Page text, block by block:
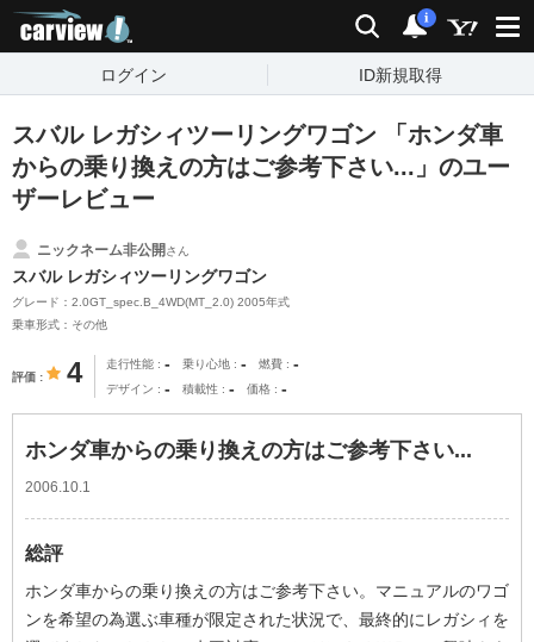
検索 通知
i
ログイン ID新規取得
スバル レガシィツーリングワゴン 「ホンダ車
からの乗り換えの方はご参考下さい...」のユー
ザーレビュー
ニックネーム非公開さん
スバル レガシィツーリングワゴン
グレード：2.0GT_spec.B_4WD(MT_2.0) 2005年式
乗車形式：その他
評価 4 走行性能 - 乗り心地 - 燃費 -
デザイン - 積載性 - 価格 -
ホンダ車からの乗り換えの方はご参考下さい...
2006.10.1
総評
ホンダ車からの乗り換えの方はご参考下さい。マニュアルのワゴ
ンを希望の為選ぶ車種が限定された状況で、最終的にレガシィを